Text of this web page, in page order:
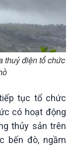
thuỷ điện tổ chức
tục tổ chức
có hoạt động
thủy sản trên
bến đò, ngầm